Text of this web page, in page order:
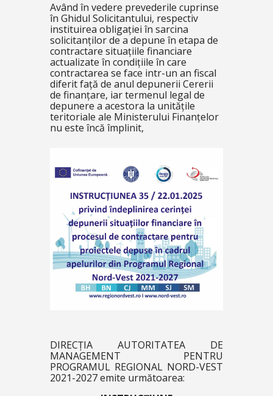
Având în vedere prevederile cuprinse
în Ghidul Solicitantului, respectiv
instituirea obligației în sarcina
solicitanților de a depune în etapa de
contractare situațiile financiare
actualizate în condițiile în care
contractarea se face intr-un an fiscal
diferit față de anul depunerii Cererii
de finanțare, iar termenul legal de
depunere a acestora la unitățile
teritoriale ale Ministerului Finanțelor
nu este încă împlinit,
DIRECȚIA AUTORITATEA DE
MANAGEMENT PENTRU
PROGRAMUL REGIONAL NORD-VEST
2021-2027 emite următoarea: